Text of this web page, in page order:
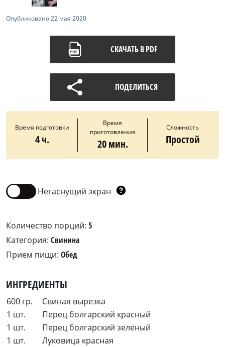
Опубликовано22 мая 2020
СКАЧАТЬ В PDF
ПОДЕЛИТЬСЯ
Время подготовки
4 ч.
Время
приготовления
20 мин.
Сложность
Простой
Негаснущий экран
Количество порций: 5
Категория: Свинина
Прием пищи: Обед
ИНГРЕДИЕНТЫ
600 гр.
Свиная вырезка
1 шт.
Перец болгарский красный
1 шт.
Перец болгарский зеленый
1 шт.
Луковица красная